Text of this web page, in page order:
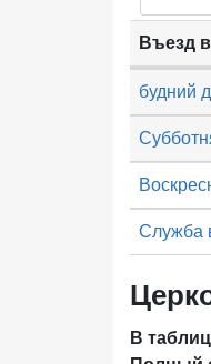
Въезд
будний
Служба
В